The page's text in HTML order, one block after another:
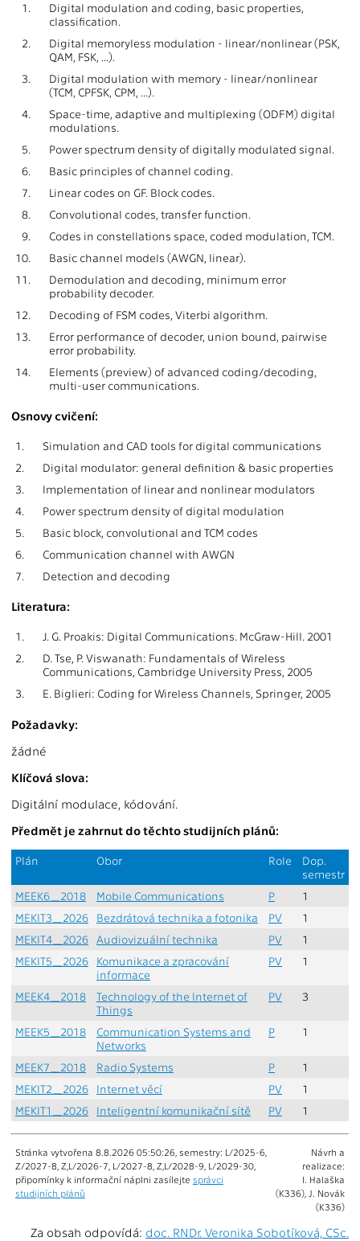
1.
Digital modulation and coding, basic properties,
classification.
2.
Digital memoryless modulation - linear/nonlinear (PSK,
QAM, FSK, ...).
3.
Digital modulation with memory - linear/nonlinear
(TCM, CPFSK, CPM, ...).
4.
Space-time, adaptive and multiplexing (ODFM) digital
modulations.
5.
Power spectrum density of digitally modulated signal.
6.
Basic principles of channel coding.
7.
Linear codes on GF. Block codes.
8.
Convolutional codes, transfer function.
9.
Codes in constellations space, coded modulation, TCM.
10.
Basic channel models (AWGN, linear).
11.
Demodulation and decoding, minimum error
probability decoder.
12.
Decoding of FSM codes, Viterbi algorithm.
13.
Error performance of decoder, union bound, pairwise
error probability.
14.
Elements (preview) of advanced coding/decoding,
multi-user communications.
Osnovy cvičení:
1.
Simulation and CAD tools for digital communications
2.
Digital modulator: general definition & basic properties
3.
Implementation of linear and nonlinear modulators
4.
Power spectrum density of digital modulation
5.
Basic block, convolutional and TCM codes
6.
Communication channel with AWGN
7.
Detection and decoding
Literatura:
1.
J. G. Proakis: Digital Communications. McGraw-Hill. 2001
2.
D. Tse, P. Viswanath: Fundamentals of Wireless
Communications, Cambridge University Press, 2005
3.
E. Biglieri: Coding for Wireless Channels, Springer, 2005
Požadavky:
žádné
Klíčová slova:
Digitální modulace, kódování.
Předmět je zahrnut do těchto studijních plánů:
Plán Obor Role
Dop.
semestr
MEEK6_2018
Mobile Communications P
1
MEKIT3_2026
Bezdrátová technika a fotonika PV
1
MEKIT4_2026 Audiovizuální technika PV
1
MEKIT5_2026
Komunikace a zpracování
informace
PV 1
MEEK4_2018
Technology of the Internet of
Things
PV 3
MEEK5_2018
Communication Systems and
Networks
P 1
MEEK7_2018 Radio Systems P
1
MEKIT2_2026
Internet věcí PV
1
MEKIT1_2026
Inteligentní komunikační sítě PV 1
Stránka vytvořena 8.8.2026 05:50:26, semestry: L/2025-6,
Z/2027-8, Z,L/2026-7, L/2027-8, Z,L/2028-9, L/2029-30,
připomínky k informační náplni zasílejte správci
studijních plánů
Návrh a
realizace:
I. Halaška
(K336), J. Novák
(K336)
Za obsah odpovídá: doc. RNDr. Veronika Sobotíková, CSc.